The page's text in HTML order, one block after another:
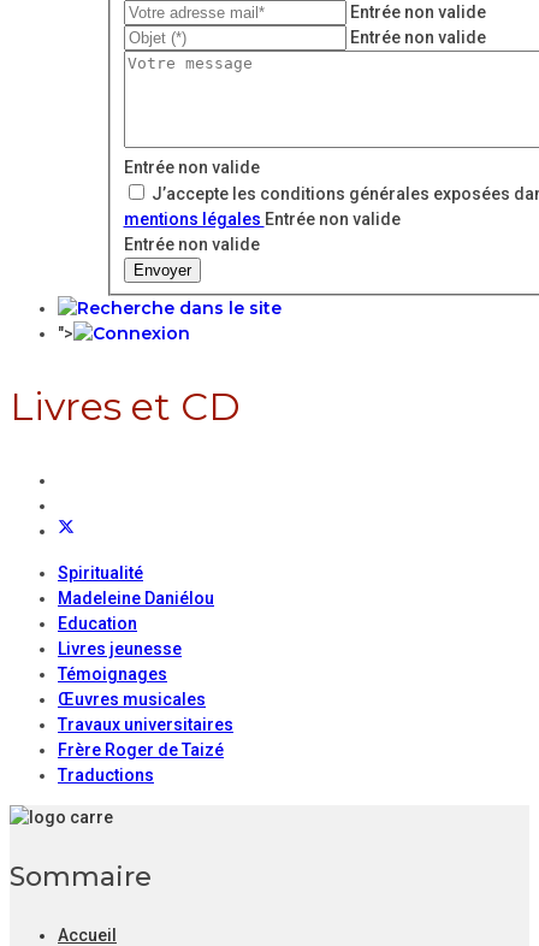
Entrée non valide
Entrée non valide
Entrée non valide
J’accepte les conditions générales exposées
mentions légales Entrée non valide
Entrée non valide
Envoyer
">
Livres et CD
Spiritualité
Madeleine Daniélou
Education
Livres jeunesse
Témoignages
Œuvres musicales
Travaux universitaires
Frère Roger de Taizé
Traductions
Sommaire
Accueil